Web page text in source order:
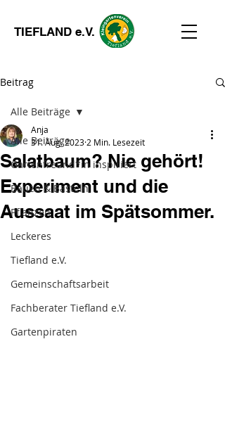
TIEFLAND e.V.
Beitrag
Alle Beiträge
Gartenfreund*in inspiriert
Bauen & Basteln
Pflanzen
Leckeres
Tiefland e.V.
Gemeinschaftsarbeit
Fachberater Tiefland e.V.
Gartenpiraten
Alle Beiträge
Salatbaum? Nie gehört!
Experiment und die
Aussaat im Spätsommer.
Anja
31. Aug. 2023 2 Min. Lesezeit